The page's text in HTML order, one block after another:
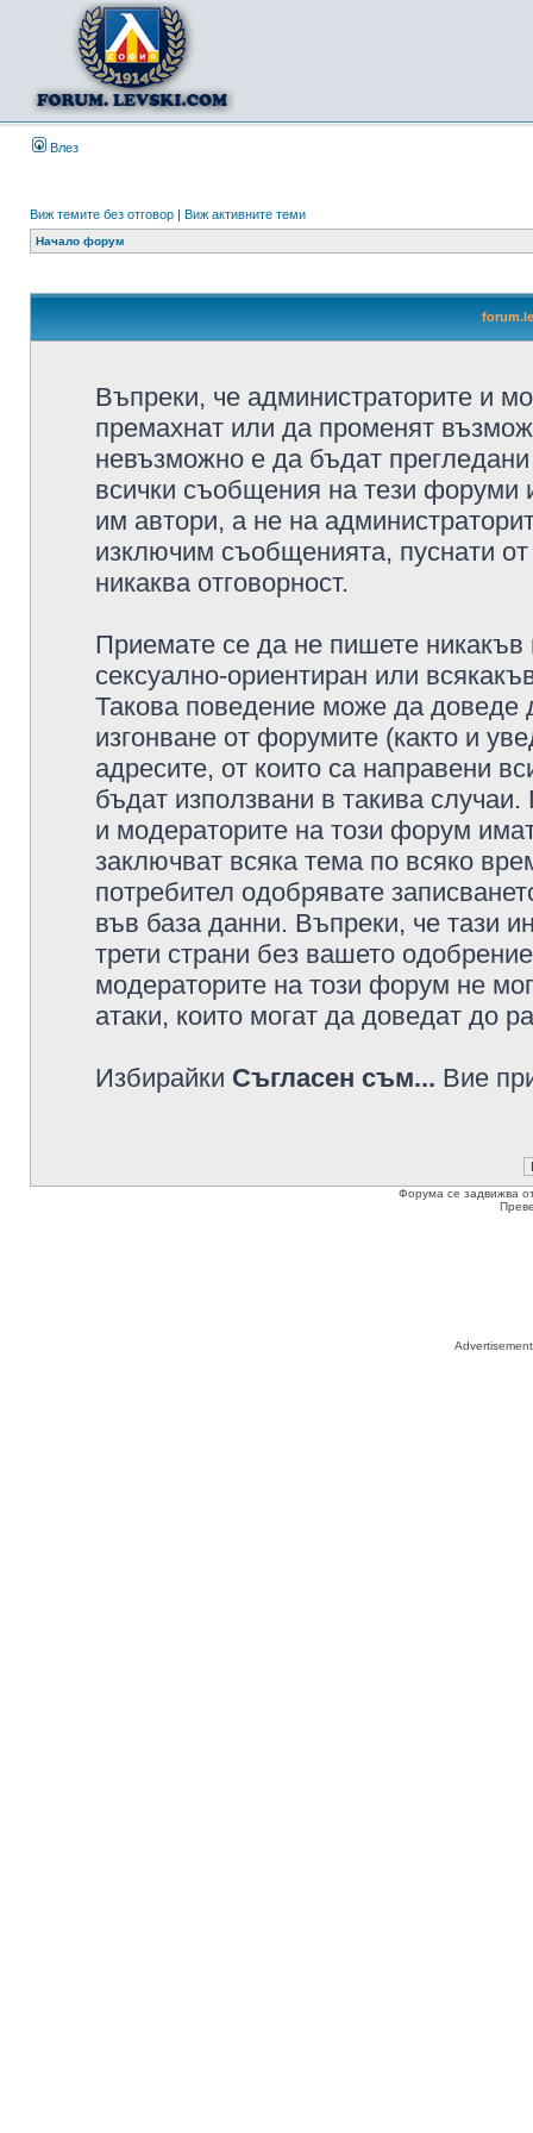
Влез
Виж темите без отговор | Виж активните теми
Начало форум
Въпреки, че администраторите и
премахнат или да променят
невъзможно е да бъдат
всички съобщения на тези форуми
им автори, а не на
изключим съобщенията, пуснати
никаква отговорност.
Приемате се да не пишете никакъв
сексуално-ориентиран или
Такова поведение може да доведе
изгонване от форумите (както и
адресите, от които са направени
бъдат използвани в такива
и модераторите на този форум
заключват всяка тема по всяко
потребител одобрявате
във база данни. Въпреки, че тази
трети страни без вашето
модераторите на този форум не
атаки, които могат да доведат до
Избирайки Съгласен съм... Вие
Форума се задвижва